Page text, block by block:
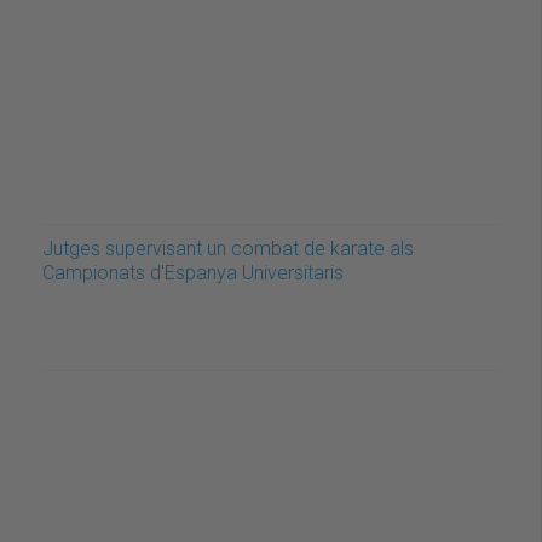
Jutges supervisant un combat de karate als
Campionats d'Espanya Universitaris